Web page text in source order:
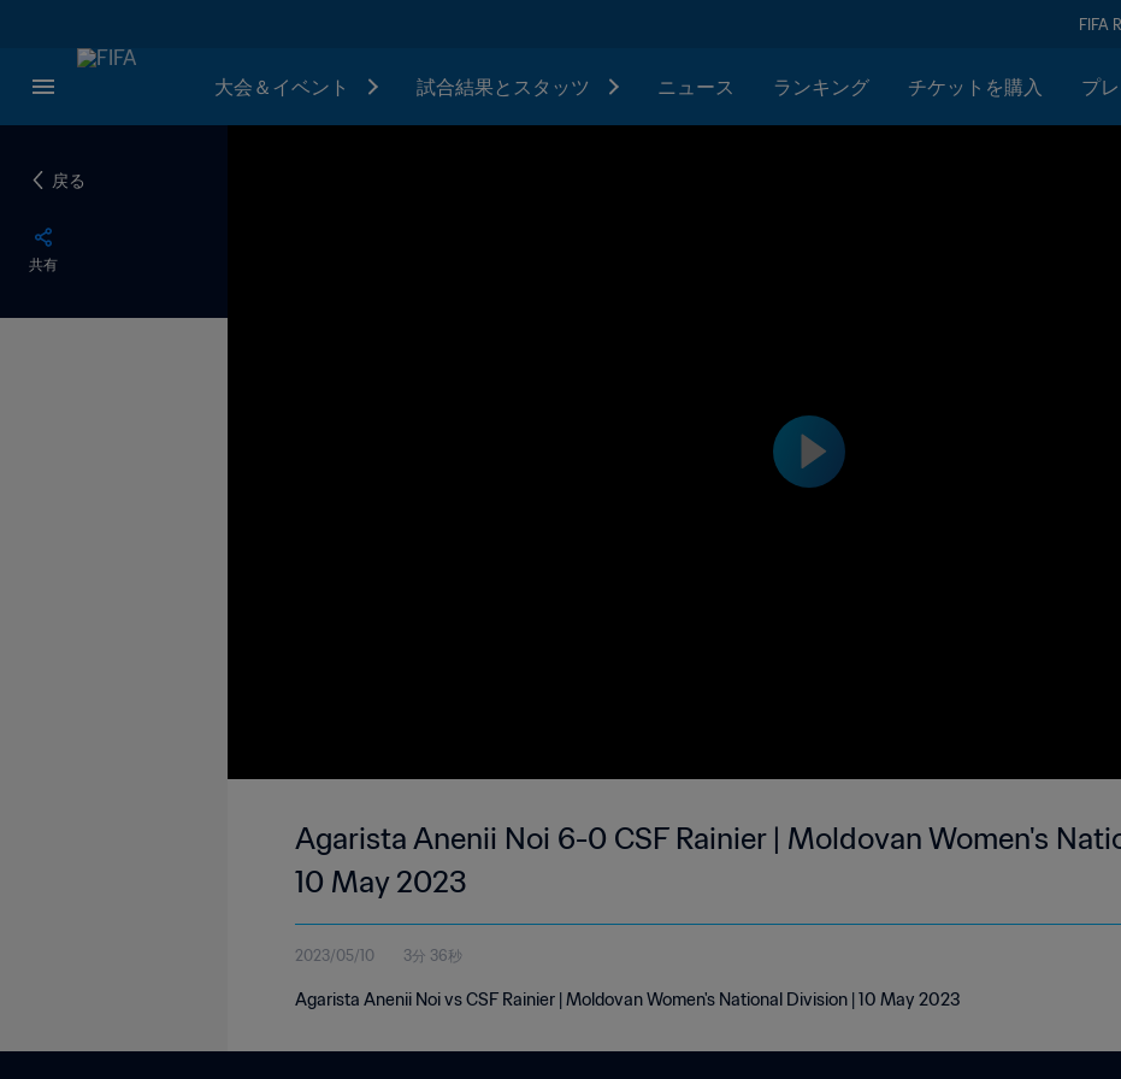
FIFA
大会＆イベント 試合結果とスタッツ ニュース ランキング チケットを購入 プ
戻る
共有
Agarista Anenii Noi 6-0 CSF Rainier | Moldovan Women's
10 May 2023
2023/05/10 3分 36秒
Agarista Anenii Noi vs CSF Rainier | Moldovan Women's National Division | 10 May 2023